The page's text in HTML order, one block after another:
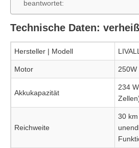
beantwortet:
Technische Daten:
Hersteller | Modell
Motor 250W
Akkukapazität
234
Reichweite
30 km